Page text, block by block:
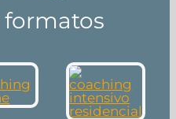
formatos